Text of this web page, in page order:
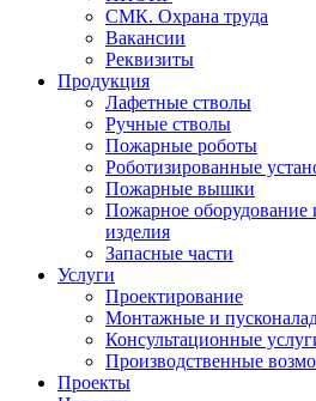
СМК. Охрана труда
Вакансии
Реквизиты
Продукция
Лафетные стволы
Ручные стволы
Пожарные роботы
Роботизированные
Пожарные вышки
Пожарное
изделия
Запасные части
Услуги
Проектирование
Монтажные и
Консультационные
Производственные
Проекты